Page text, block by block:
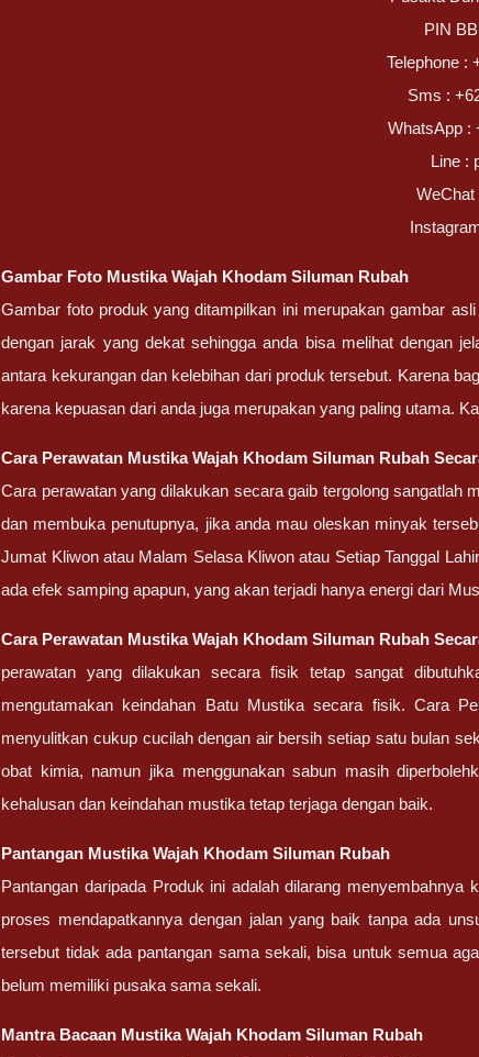
PIN
Telephone :
Sms :
WhatsApp :
Line :
WeChat
Gambar Foto Mustika Wajah Khodam Siluman Rubah
Gambar foto produk yang ditampilkan ini merupakan gambar
dengan jarak yang dekat sehingga anda bisa melihat dengan
antara kekurangan dan kelebihan dari produk tersebut. Karena
karena kepuasan dari anda juga merupakan yang paling utama.
Cara Perawatan Mustika Wajah Khodam Siluman Rubah
Cara perawatan yang dilakukan secara gaib tergolong
dan membuka penutupnya, jika anda mau oleskan minyak
Jumat Kliwon atau Malam Selasa Kliwon atau Setiap Tanggal
ada efek samping apapun, yang akan terjadi hanya energi dari
Cara Perawatan Mustika Wajah Khodam Siluman Rubah
perawatan yang dilakukan secara fisik tetap sangat
mengutamakan keindahan Batu Mustika secara fisik. Cara
menyulitkan cukup cucilah dengan air bersih setiap satu bulan
obat kimia, namun jika menggunakan sabun masih
kehalusan dan keindahan mustika tetap terjaga dengan baik.
Pantangan Mustika Wajah Khodam Siluman Rubah
Pantangan daripada Produk ini adalah dilarang
proses mendapatkannya dengan jalan yang baik tanpa ada
tersebut tidak ada pantangan sama sekali, bisa untuk semua
belum memiliki pusaka sama sekali.
Mantra Bacaan Mustika Wajah Khodam Siluman Rubah